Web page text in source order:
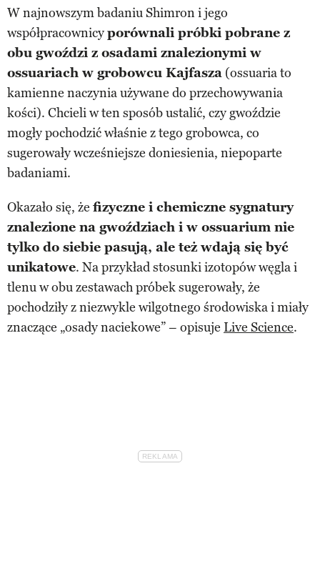
W najnowszym badaniu Shimron i jego
współpracownicyporównali próbki pobrane z
obu gwoździ z osadami znalezionymi w
ossuariach w grobowcu Kajfasza (ossuaria to
kamienne naczynia używane do przechowywania
kości). Chcieli w ten sposób ustalić, czy gwoździe
mogły pochodzić właśnie z tego grobowca, co
sugerowały wcześniejsze doniesienia, niepoparte
badaniami.
Okazało się, że fizyczne i chemiczne sygnatury
znalezione na gwoździach i w ossuarium nie
tylko do siebie pasują, ale też wdają się być
unikatowe. Na przykład stosunki izotopów węgla i
tlenu w obu zestawach próbek sugerowały, że
pochodziły z niezwykle wilgotnego środowiska i miały
znaczące „osady naciekowe” – opisuje Live Science.